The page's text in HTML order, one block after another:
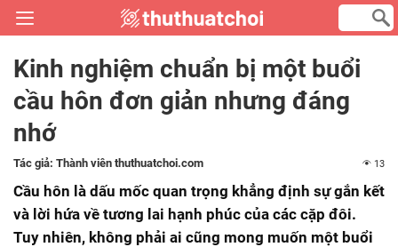
Kinh nghiệm chuẩn bị một buổi
cầu hôn đơn giản nhưng đáng
nhớ
Tác giả: Thành viên thuthuatchoi.com 13
Cầu hôn là dấu mốc quan trọng khẳng định sự gắn kết
và lời hứa về tương lai hạnh phúc của các cặp đôi.
Tuy nhiên, không phải ai cũng mong muốn một buổi